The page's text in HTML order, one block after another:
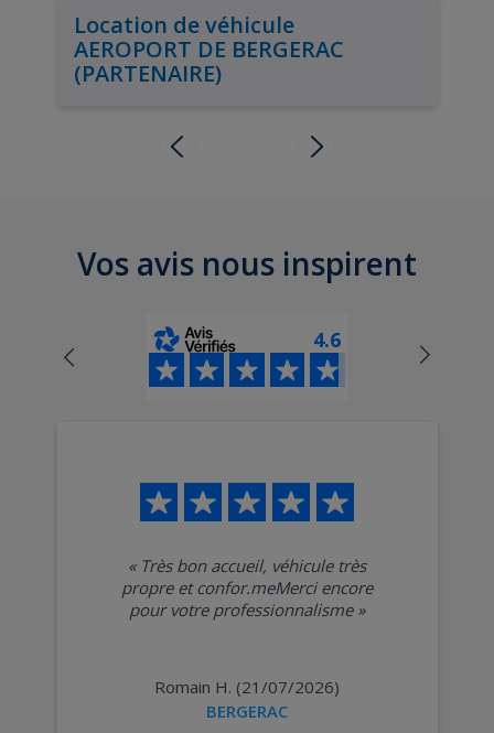
Location de véhicule
AEROPORT DE BERGERAC
(PARTENAIRE)
Vos avis nous inspirent
4.6
« Très bon accueil, véhicule très
propre et confor.meMerci encore
pour votre professionnalisme»
Romain H. (21/07/2026)
BERGERAC